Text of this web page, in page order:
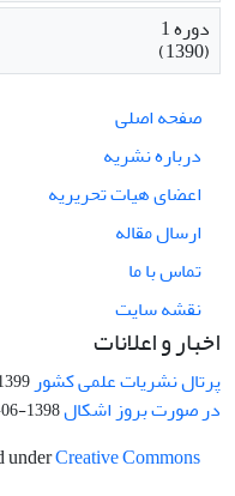
دوره 1
(1390)
صفحه اصلی
درباره نشریه
اعضای هیات تحریریه
ارسال مقاله
تماس با ما
نقشه سایت
اخبار و اعلانات
پرتال نشریات علمی کشور09-17
در صورت بروز اشکال1398-06-03
underCreative Commons